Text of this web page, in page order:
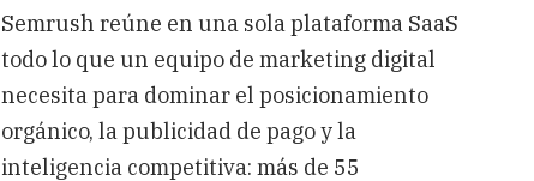
Semrush reúne en una sola plataforma SaaS
todo lo que un equipo de marketing digital
necesita para dominar el posicionamiento
orgánico, la publicidad de pago y la
inteligencia competitiva: más de 55